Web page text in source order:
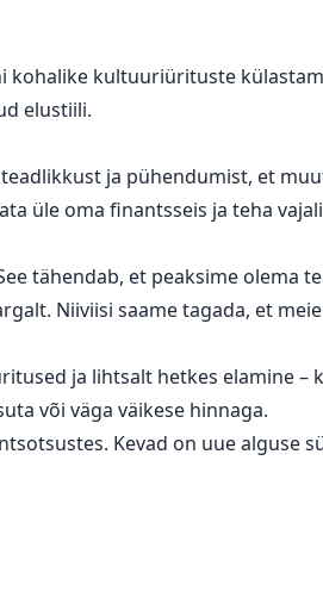
kohalike kultuuriürituste
elustiili.
ja pühendumist, et
üle oma finantsseis ja teha
tähendab, et peaksime olema
Niiviisi saame tagada, et meie
ja lihtsalt hetkes elamine –
või väga väikese hinnaga.
Kevad on uue alguse